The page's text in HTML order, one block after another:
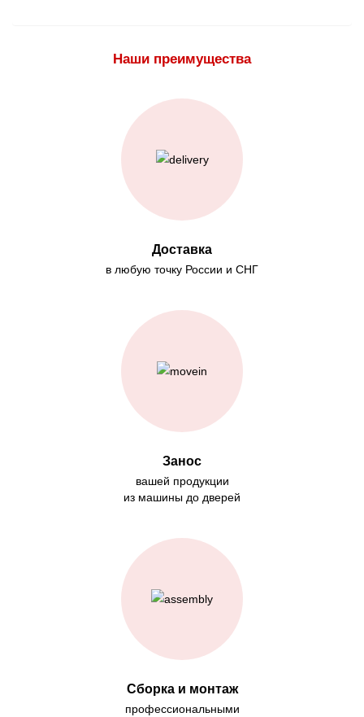
Наши преимущества
Доставка
в любую точку России и СНГ
Занос
вашей продукции
из машины до дверей
Сборка и монтаж
профессиональными